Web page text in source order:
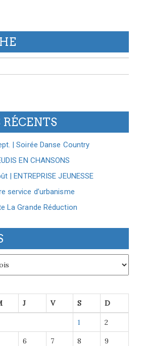
| Soirée Danse Country
EN CHANSONS
| ENTREPRISE JEUNESSE
service d’urbanisme
La Grande Réduction
J V S D
1 2
6 7 8 9